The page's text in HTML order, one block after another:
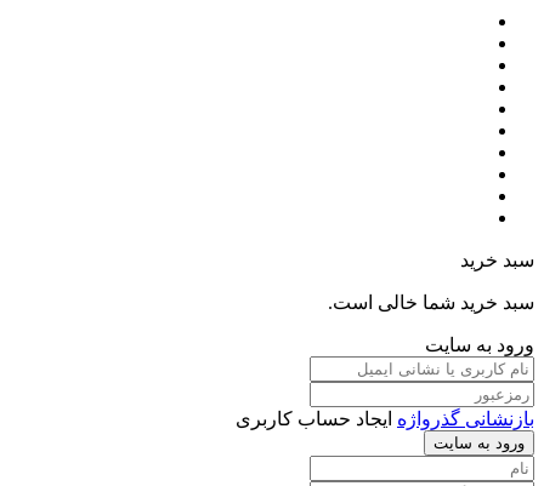
سبد خرید
سبد خرید شما خالی است.
ورود به سایت
بازنشانی گذرواژه ایجاد حساب کاربری
ورود به سایت